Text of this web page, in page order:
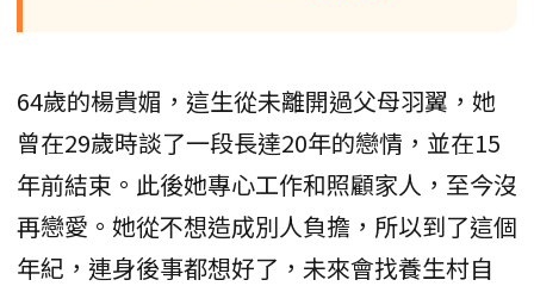
64歲的楊貴媚，這生從未離開過父母羽翼，她
曾在29歲時談了一段長達20年的戀情，並在15
年前結束。此後她專心工作和照顧家人，至今沒
再戀愛。她從不想造成別人負擔，所以到了這個
年紀，連身後事都想好了，未來會找養生村自